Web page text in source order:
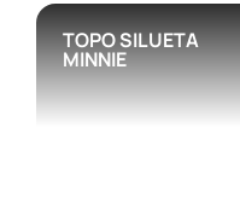
TOPO SILUETA
MINNIE